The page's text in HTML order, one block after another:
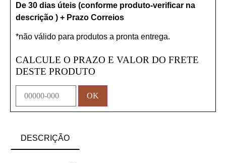
De 30 dias úteis (conforme produto-verificar na
descrição ) + Prazo Correios
*não válido para produtos a pronta entrega.
CALCULE O PRAZO E VALOR DO FRETE
DESTE PRODUTO
DESCRIÇÃO